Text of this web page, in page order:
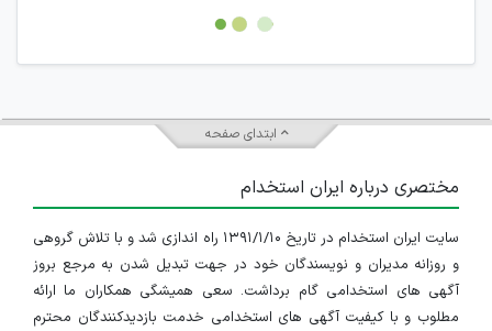
امکان هماهنگی برای هرگونه ملاقات حضوری چه به صورت دسته
ابتدای صفحه
مختصری درباره ایران استخدام
سایت ایران استخدام در تاریخ ۱۳۹۱/۱/۱۰ راه اندازی شد و با تلاش گروهی
و روزانه مدیران و نویسندگان خود در جهت تبدیل شدن به مرجع بروز
آگهی های استخدامی گام برداشت. سعی همیشگی همکاران ما ارائه
مطلوب و با کیفیت آگهی های استخدامی خدمت بازدیدکنندگان محترم